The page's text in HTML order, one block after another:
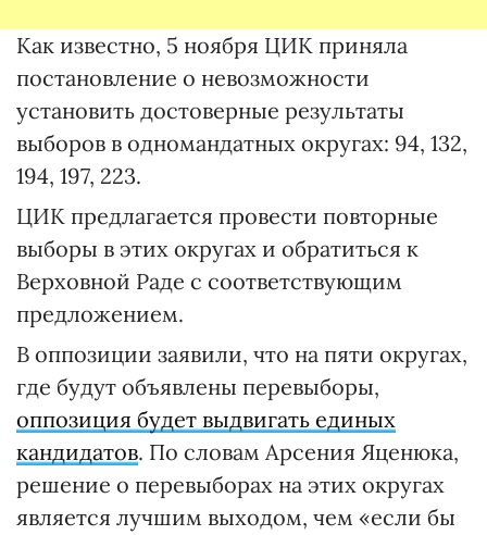
Как известно, 5 ноября ЦИК приняла
постановление о невозможности
установить достоверные результаты
выборов в одномандатных округах: 94, 132,
194, 197, 223.
ЦИК предлагается провести повторные
выборы в этих округах и обратиться к
Верховной Раде с соответствующим
предложением.
В оппозиции заявили, что на пяти округах,
где будут объявлены перевыборы,
оппозиция будет выдвигать единых
кандидатов. По словам Арсения Яценюка,
решение о перевыборах на этих округах
является лучшим выходом, чем «если бы